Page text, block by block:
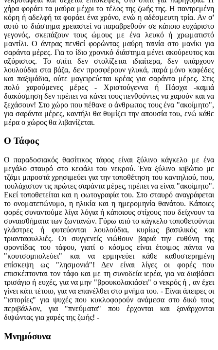
χήρα φοράει τα μαύρα μέχρι το τέλος της ζωής της. Η παντρεμένη
κόρη ή αδελφή τα φοράει ένα χρόνο, ενώ η αδέσμευτη τρία. Αν σ'
αυτό το διάστημα χρειαστεί να παραβρεθούν σε κάποιο ευχάριστο
γεγονός, σκεπάζουν τους ώμους με ένα λευκό ή χρωματιστό
μαντίλι. Ο άντρας πενθεί φορώντας μαύρη ταινία στο μανίκι για
σαράντα μέρες. Για το ίδιο χρονικό διάστημα μένει ακούρευτος και
αξύριστος. Το σπίτι δεν στολίζεται ιδιαίτερα, δεν υπάρχουν
λουλούδια στα βάζα, δεν προσφέρουν γλυκά, παρά μόνο καφέδες
και παξιμάδια, ούτε μαγειρεύεται κρέας για σαράντα μέρες. Στις
πολύ χαρούμενες μέρες - Χριστούγεννα ή Πάσχα -καμιά
διακόσμηση δεν πρέπει να κάνει τους πενθούντες να χαρούν και να
ξεχάσουν! Στο χώρο που πέθανε ο άνθρωπος τους ένα "ακοίμητο",
για σαράντα μέρες, καντήλι θα θυμίζει την απουσία του, ενώ κάθε
μέρα ο χώρος θα λιβανίζεται.
Ο Τάφος
Ο παραδοσιακός θασίτικος τάφος είναι ξύλινο κάγκελο με ένα
μεγάλο σταυρό στο κεφάλι του νεκρού. Ένα ξύλινο κιβώτιο με
τζάμι μπροστά χρησιμεύει για την τοποθέτηση του καντηλιού, που,
τουλάχιστον τις πρώτες σαράντα μέρες, πρέπει να είναι "ακοίμητο".
Εκεί τοποθετείται και η φωτογραφία του. Στο σταυρό αναγράφεται
το ονοματεπώνυμο, η ηλικία και η ημερομηνία θανάτου. Κάποιες
φορές συναντούμε λίγα λόγια ή κάποιους στίχους που δείχνουν τα
συναισθήματα των ζωντανών. Γύρω από το κάγκελο τοποθετούνται
γλάστρες ή φυτεύονται λουλούδια, κυρίως βασιλικός και
τριανταφυλλιές. Οι συγγενείς νιώθουν βαριά την ευθύνη της
φροντίδας του τάφου, γιατί ο κόσμος είναι έτοιμος πάντα να
"κουτσομπολεύει" και να ερμηνεύει κάθε καθυστερημένη
επίσκεψη ως "λησμονιά"! Δεν είναι λίγες οι φορές που
επισκέπτονται τον τάφο και με τη συνοδεία ιερέα, για να διαβάσει
τρισάγιο ή ευχές, για να μην "βρουκολακιάσει" ο νεκρός ή , αν έχει
γίνει κάτι τέτοιο, για να επανέλθει στο μνήμα του. - Είναι άπειρες οι
"ιστορίες" για ψυχές που κυκλοφορούν ανάμεσα στο δικό τους
περιβάλλον, για "πνεύματα" που έρχονται και ξανάρχονται
διψώντας για χαρές της ζωής! -
Μνημόσυνα